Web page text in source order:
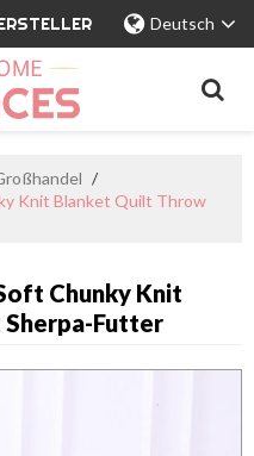
Deutsch
/
Knit Blanket Quilt Throw
Chunky Knit
Futter